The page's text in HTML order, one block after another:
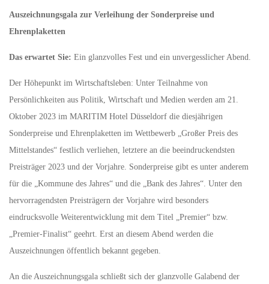
Auszeichnungsgala zur Verleihung der Sonderpreise und
Ehrenplaketten
Das erwartet Sie: Ein glanzvolles Fest und ein unvergesslicher Abend.
Der Höhepunkt im Wirtschaftsleben: Unter Teilnahme von
Persönlichkeiten aus Politik, Wirtschaft und Medien werden am 21.
Oktober 2023 im MARITIM Hotel Düsseldorf die diesjährigen
Sonderpreise und Ehrenplaketten im Wettbewerb „Großer Preis des
Mittelstandes“ festlich verliehen, letztere an die beeindruckendsten
Preisträger 2023 und der Vorjahre. Sonderpreise gibt es unter anderem
für die „Kommune des Jahres“ und die „Bank des Jahres“. Unter den
hervorragendsten Preisträgern der Vorjahre wird besonders
eindrucksvolle Weiterentwicklung mit dem Titel „Premier“ bzw.
„Premier-Finalist“ geehrt. Erst an diesem Abend werden die
Auszeichnungen öffentlich bekannt gegeben.
An die Auszeichnungsgala schließt sich der glanzvolle Galabend der